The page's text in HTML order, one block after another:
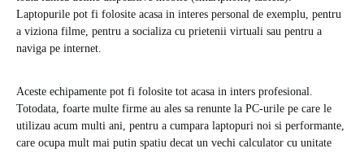
Laptopurile pot fi folosite acasa in interes personal de exemplu, pentru
a viziona filme, pentru a socializa cu prietenii virtuali sau pentru a
naviga pe internet.
Aceste echipamente pot fi folosite tot acasa in inters profesional.
Totodata, foarte multe firme au ales sa renunte la PC-urile pe care le
utilizau acum multi ani, pentru a cumpara laptopuri noi si performante,
care ocupa mult mai putin spatiu decat un vechi calculator cu unitate